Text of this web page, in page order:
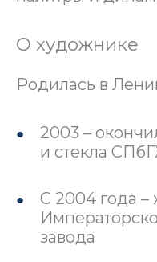
О художнике
Родилась в
2003 –
и стекла
С 2004 года
завода